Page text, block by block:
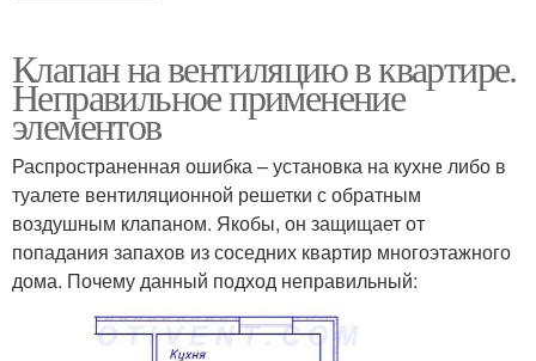
Клапан на вентиляцию в квартире.
Неправильное применение
элементов
Распространенная ошибка – установка на кухне либо в
туалете вентиляционной решетки с обратным
воздушным клапаном. Якобы, он защищает от
попадания запахов из соседних квартир многоэтажного
дома. Почему данный подход неправильный: